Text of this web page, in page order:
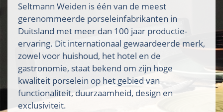
Seltmann Weiden is één van de meest
gerenommeerde porseleinfabrikanten in
Duitsland met meer dan 100 jaar productie-
ervaring. Dit internationaal gewaardeerde merk,
zowel voor huishoud, het hotel en de
gastronomie, staat bekend om zijn hoge
kwaliteit porselein op het gebied van
functionaliteit, duurzaamheid, design en
exclusiviteit.